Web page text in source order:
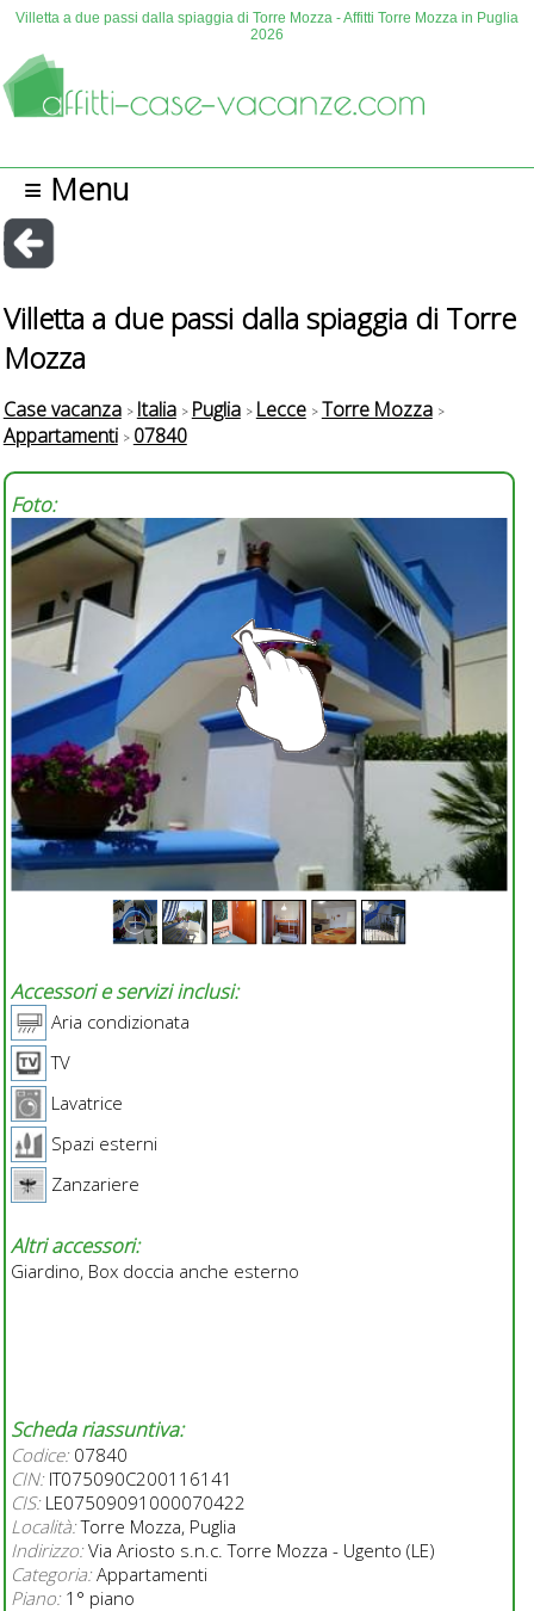
Villetta a due passi dalla spiaggia di Torre Mozza - Affitti Torre Mozza in Puglia
2026
≡ Menu
Villetta a due passi dalla spiaggia di Torre
Mozza
Case vacanza Italia Puglia Lecce
Torre Mozza
Appartamenti
07840
Foto:
Accessori e servizi inclusi:
Aria condizionata
TV
Lavatrice
Spazi esterni
Zanzariere
Altri accessori:
Giardino, Box doccia anche esterno
Scheda riassuntiva:
Codice:07840
CIN:IT075090C200116141
CIS:LE07509091000070422
Località:Torre Mozza, Puglia
Indirizzo:Via Ariosto s.n.c. Torre Mozza - Ugento (LE)
Categoria:Appartamenti
Piano:1° piano